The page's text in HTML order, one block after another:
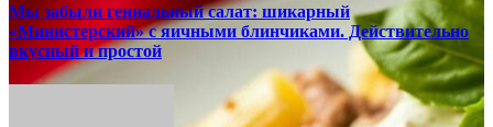
Мы забыли гениальный салат: шикарный
«Министерский» с яичными блинчиками. Действительно
вкусный и простой